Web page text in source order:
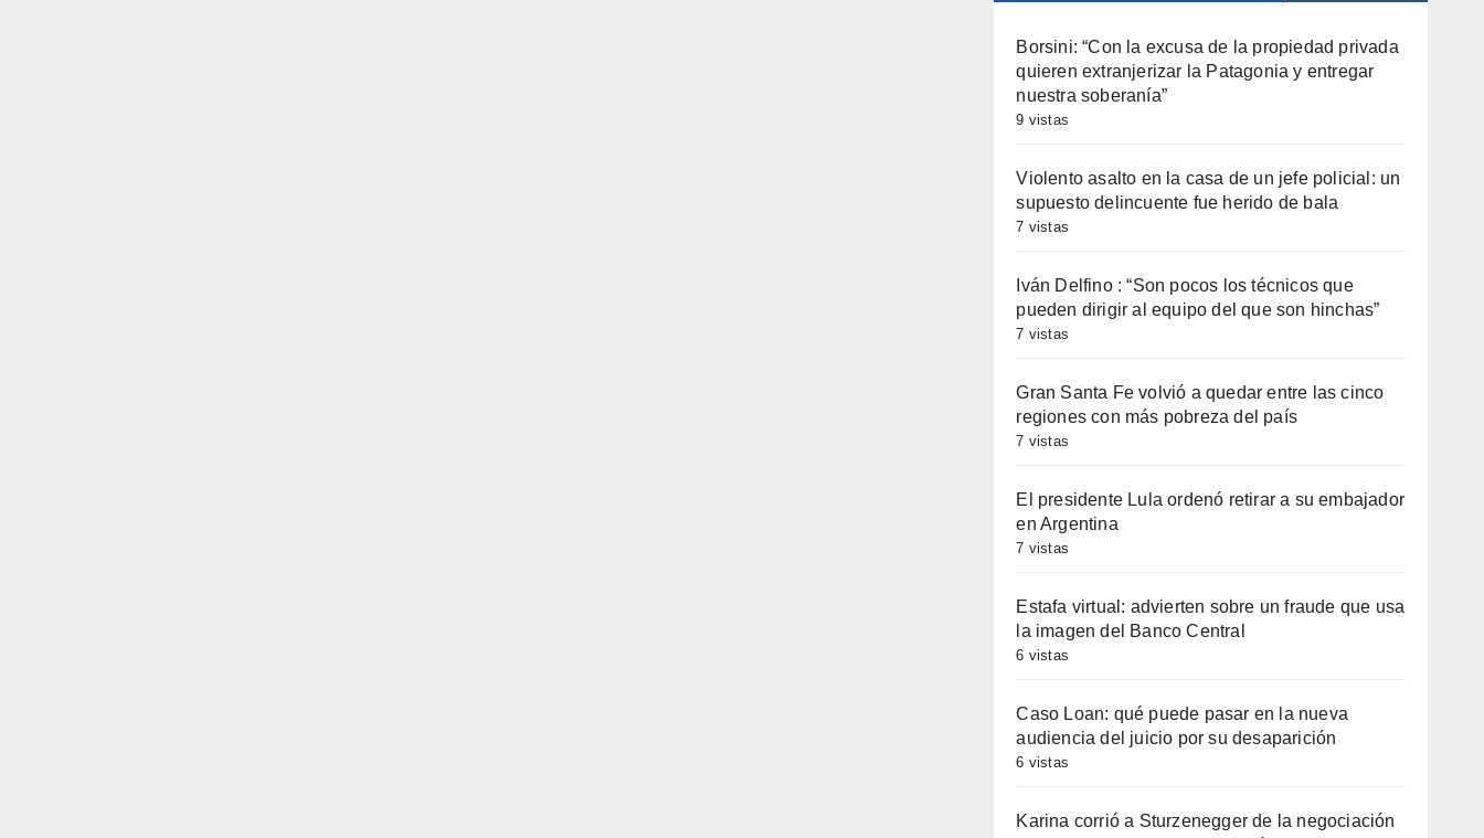
Borsini: “Con la excusa de la propiedad privada
quieren extranjerizar la Patagonia y entregar
nuestra soberanía”
9 vistas
Violento asalto en la casa de un jefe policial: un
supuesto delincuente fue herido de bala
7 vistas
Iván Delfino : “Son pocos los técnicos que
pueden dirigir al equipo del que son hinchas”
7 vistas
Gran Santa Fe volvió a quedar entre las cinco
regiones con más pobreza del país
7 vistas
El presidente Lula ordenó retirar a su embajador
en Argentina
7 vistas
Estafa virtual: advierten sobre un fraude que usa
la imagen del Banco Central
6 vistas
Caso Loan: qué puede pasar en la nueva
audiencia del juicio por su desaparición
6 vistas
Karina corrió a Sturzenegger de la negociación